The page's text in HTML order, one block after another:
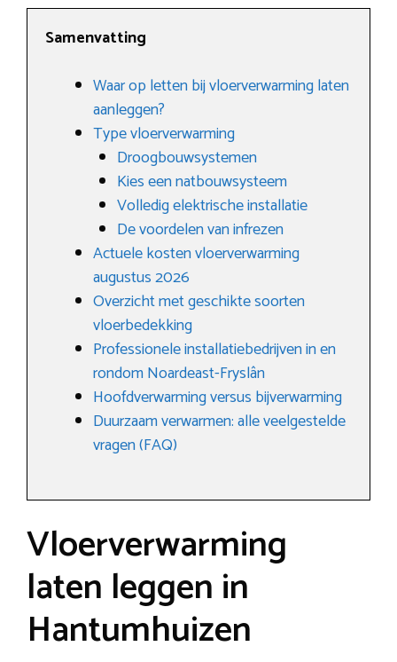
Samenvatting
Waar op letten bij vloerverwarming laten
aanleggen?
Type vloerverwarming
Droogbouwsystemen
Kies een natbouwsysteem
Volledig elektrische installatie
De voordelen van infrezen
Actuele kosten vloerverwarming
augustus 2026
Overzicht met geschikte soorten
vloerbedekking
Professionele installatiebedrijven in en
rondom Noardeast-Fryslân
Hoofdverwarming versus bijverwarming
Duurzaam verwarmen: alle veelgestelde
vragen (FAQ)
Vloerverwarming
laten leggen in
Hantumhuizen